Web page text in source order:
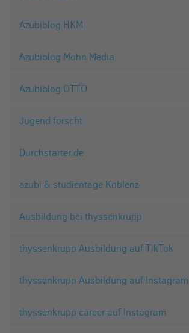
Azubiblog HKM
Azubiblog Mohn Media
Azubiblog OTTO
Jugend forscht
Durchstarter.de
azubi & studientage Koblenz
Ausbildung bei thyssenkrupp
thyssenkrupp Ausbildung auf TikTok
thyssenkrupp Ausbildung auf Instagram
thyssenkrupp career auf Instagram